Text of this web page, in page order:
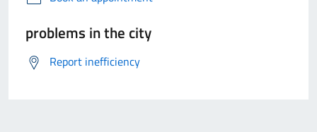
problems in the city
Report inefficiency